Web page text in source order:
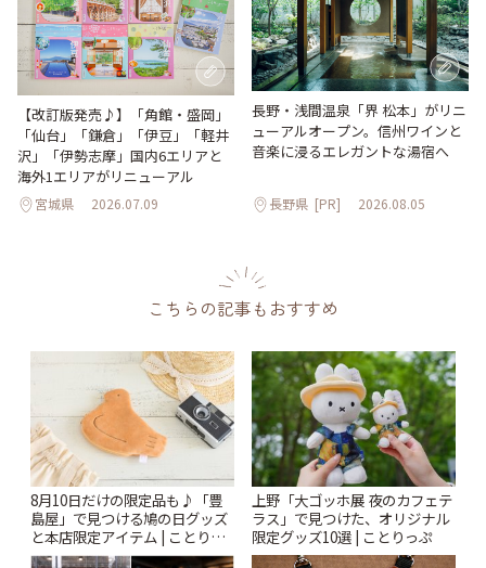
【改訂版発売♪】「角館・盛岡」
「仙台」「鎌倉」「伊豆」「軽井
沢」「伊勢志摩」国内6エリアと
海外1エリアがリニューアル
宮城県 2026.07.09
長野・浅間温泉「界 松本」がリニ
ューアルオープン。信州ワインと
音楽に浸るエレガントな湯宿へ
長野県 [PR] 2026.08.05
こちらの記事もおすすめ
8月10日だけの限定品も♪「豊
島屋」で見つける鳩の日グッズ
と本店限定アイテム | ことりっ
ぷ
上野「大ゴッホ展 夜のカフェテ
ラス」で見つけた、オリジナル
限定グッズ10選 | ことりっぷ